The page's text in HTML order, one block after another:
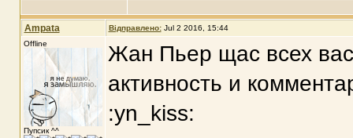
Ampata Відправлено: Jul 2 2016, 15:44
Offline
Пупсик ^^
Жан Пьер щас всех
активность и
:yn_kiss: